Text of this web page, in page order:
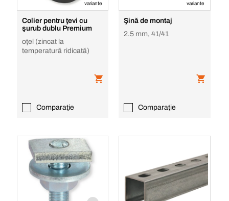
variante
Colier pentru ţevi cu
şurub dublu Premium
oţel (zincat la
temperatură ridicată)
Comparaţie
variante
Şină de montaj
2.5 mm, 41/41
Comparaţie